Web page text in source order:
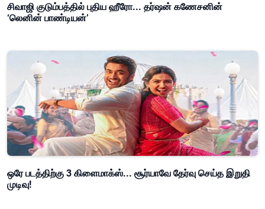
சிவாஜி குடும்பத்தில் புதிய ஹீரோ... தர்ஷன் கணேசனின்
‘லெனின் பாண்டியன்’
ஒரே படத்திற்கு 3 கிளைமாக்ஸ்... சூர்யாவே தேர்வு செய்த இறுதி
முடிவு!